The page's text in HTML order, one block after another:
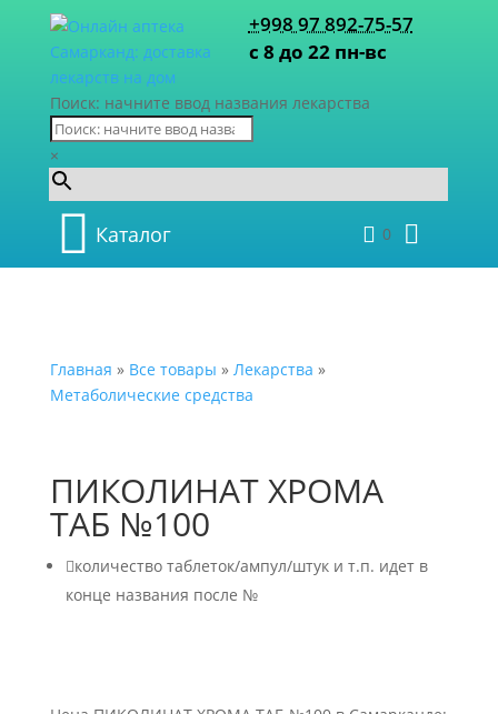
+998 97 892-75-57
с 8 до 22 пн-вс
Поиск: начните ввод названия лекарства
×
Каталог 0
Главная » Все товары » Лекарства »
Метаболические средства
ПИКОЛИНАТ ХРОМА
ТАБ №100
количество таблеток/ампул/штук и т.п. идет в
конце названия после №